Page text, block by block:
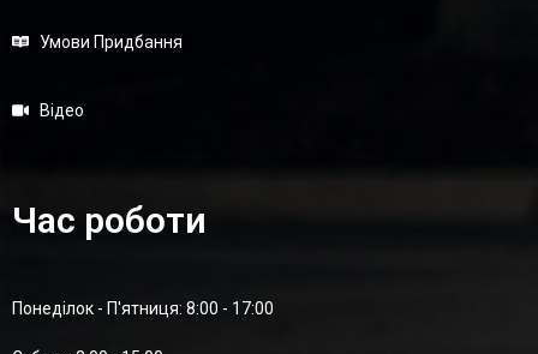
Умови Придбання
Відео
Час роботи
Понеділок - П'ятниця: 8:00 - 17:00